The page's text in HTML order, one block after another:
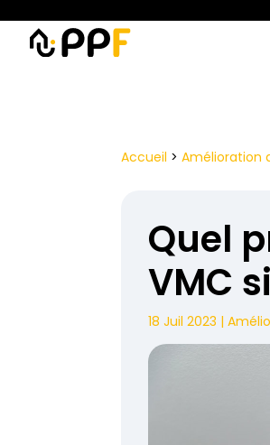
Accueil >Amélioration
Quel
VMC
18 Juil 2023 |